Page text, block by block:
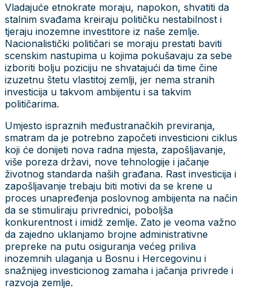
Vladajuće etnokrate moraju, napokon, shvatiti da
stalnim svađama kreiraju političku nestabilnost i
tjeraju inozemne investitore iz naše zemlje.
Nacionalistički političari se moraju prestati baviti
scenskim nastupima u kojima pokušavaju za sebe
izboriti bolju poziciju ne shvatajući da time čine
izuzetnu štetu vlastitoj zemlji, jer nema stranih
investicija u takvom ambijentu i sa takvim
političarima.
Umjesto ispraznih međustranačkih previranja,
smatram da je potrebno započeti investicioni ciklus
koji će donijeti nova radna mjesta, zapošljavanje,
više poreza državi, nove tehnologije i jačanje
životnog standarda naših građana. Rast investicija i
zapošljavanje trebaju biti motivi da se krene u
proces unapređenja poslovnog ambijenta na način
da se stimuliraju privrednici, poboljša
konkurentnost i imidž zemlje. Zato je veoma važno
da zajedno uklanjamo brojne administrativne
prepreke na putu osiguranja većeg priliva
inozemnih ulaganja u Bosnu i Hercegovinu i
snažnijeg investicionog zamaha i jačanja privrede i
razvoja zemlje.